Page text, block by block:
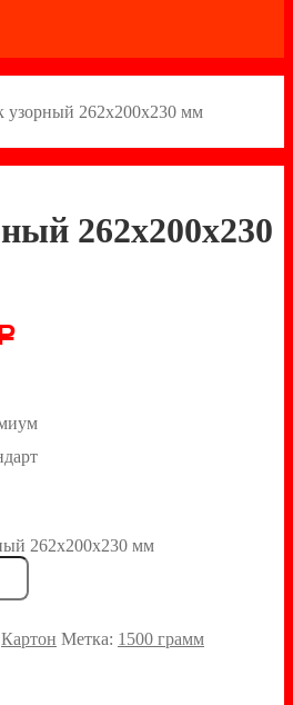
узорный 262х200х230 мм
262х200х230
262х200х230 мм
Картон Метка: 1500 грамм